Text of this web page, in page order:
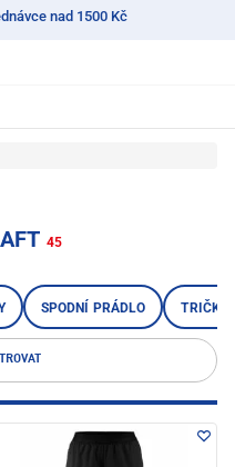
nad 1500 Kč
45
SPODNÍ PRÁDLO